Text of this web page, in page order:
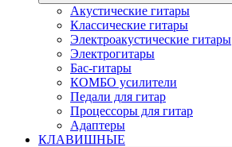
Акустические гитары
Классические гитары
Электроакустические гитары
Электрогитары
Бас-гитары
КОМБО усилители
Педали для гитар
Процессоры для гитар
Адаптеры
КЛАВИШНЫЕ